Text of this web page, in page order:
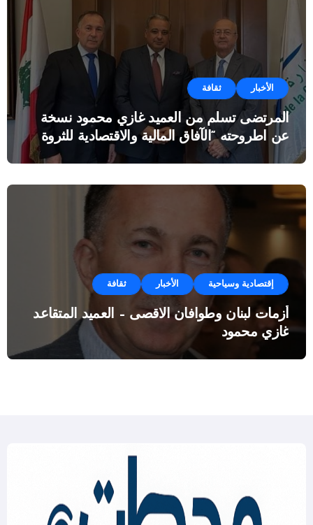
الأخبار ثقافة
المرتضى تسلم من العميد غازي محمود نسخة
عن اطروحته “الآفاق المالية والاقتصادية للثروة
إقتصادية وسياحية الأخبار ثقافة
أزمات لبنان وطوافان الاقصى – العميد المتقاعد
غازي محمود